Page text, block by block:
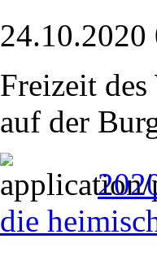
24.10.2020
Freizeit
auf der
die